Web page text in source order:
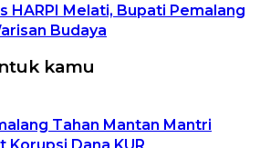
HARPI Melati, Bupati Pemalang
Budaya
kamu
Tahan Mantan Mantri